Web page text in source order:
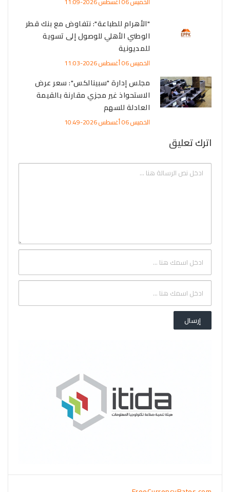
"الأهرام للطباعة": نتفاوض مع بنك قطر
الوطني الأهلي للوصول إلى تسوية
للمديونية
الخميس 06 أغسطس 2026-11:03
مجلس إدارة "سبينالكس": سعر عرض
الاستحواذ غير مجزي مقارنة بالقيمة
العادلة للسهم
الخميس 06 أغسطس 2026-10:49
اترك تعليق